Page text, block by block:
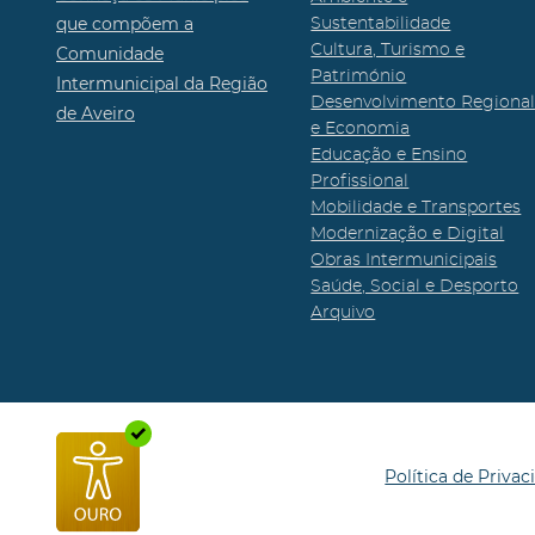
que compõem a
Comunidade
Intermunicipal da Região
de Aveiro
Sustentabilidade
Cultura, Turismo e
Património
Desenvolvimento Regional
e Economia
Educação e Ensino
Profissional
Mobilidade e Transportes
Modernização e Digital
Obras Intermunicipais
Saúde, Social e Desporto
Arquivo
Política de